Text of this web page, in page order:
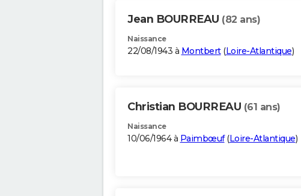
Jean BOURREAU (82 ans)
Naissance
22/08/1943 à Montbert(Loire-Atlantique)
Christian BOURREAU (61 ans)
Naissance
10/06/1964 à Paimbœuf(Loire-Atlantique)